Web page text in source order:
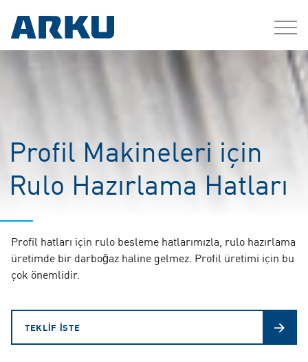
Profil Makineleri için
Rulo Hazırlama Hatları
Profil hatları için rulo besleme hatlarımızla, rulo hazırlama
üretimde bir darboğaz haline gelmez. Profil üretimi için bu
çok önemlidir.
TEKLİF İSTE